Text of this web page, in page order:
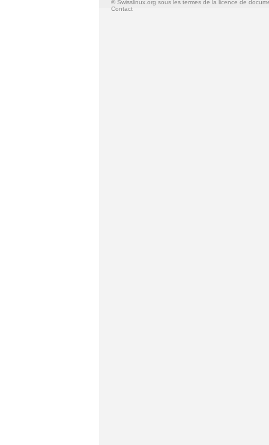
© Swisslinux.org sous les termes de la licence de
Contact